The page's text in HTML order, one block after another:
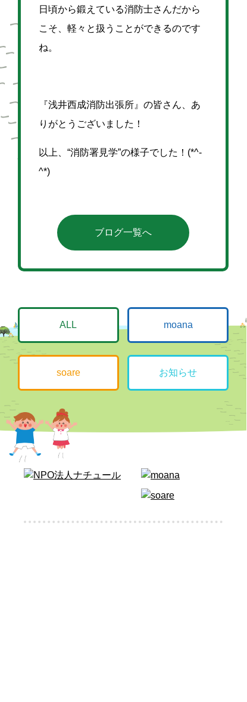
日頃から鍛えている消防士さんだから
こそ、軽々と扱うことができるのです
ね。
『浅井西成消防出張所』の皆さん、あ
りがとうございました！
以上、“消防署見学”の様子でした！(*^-
^*)
ブログ一覧へ
ALL moana
soare お知らせ